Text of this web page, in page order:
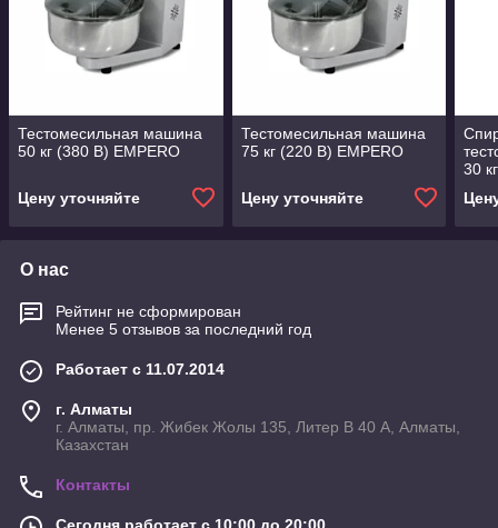
Тестомесильная машина
50 кг (380 В) EMPERO
Цену уточняйте
Тестомесильная машина
75 кг (220 В) EMPERO
Цену уточняйте
30
О нас
Рейтинг не сформирован
Менее 5 отзывов за последний год
Работает с 11.07.2014
г. Алматы
г. Алматы, пр. Жибек Жолы 135, Литер В 40 А, Алматы,
Казахстан
Контакты